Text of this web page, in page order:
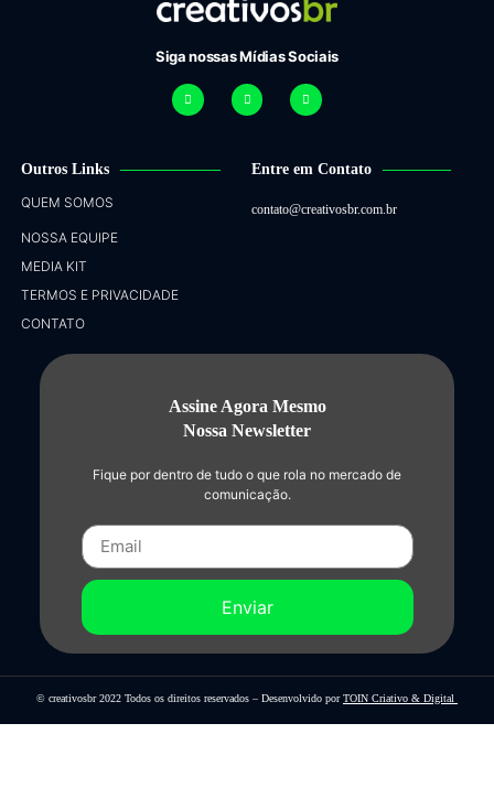
Siga nossas Mídias Sociais
Outros Links
QUEM SOMOS
NOSSA EQUIPE
MEDIA KIT
TERMOS E PRIVACIDADE
CONTATO
Entre em Contato
contato@creativosbr.com.br
Assine Agora Mesmo
Nossa Newsletter
Fique por dentro de tudo o que rola no mercado de
comunicação.
Enviar
© creativosbr 2022 Todos os direitos reservados – Desenvolvido porTOIN Criativo & Digital